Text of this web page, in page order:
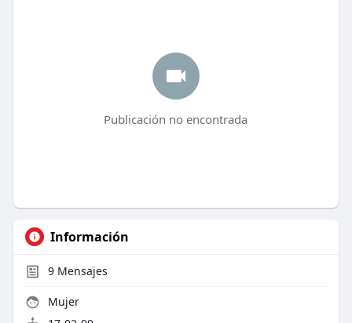
Publicación no encontrada
Información
9Mensajes
Mujer